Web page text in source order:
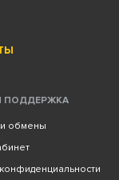
ПОДДЕРЖКА
обмены